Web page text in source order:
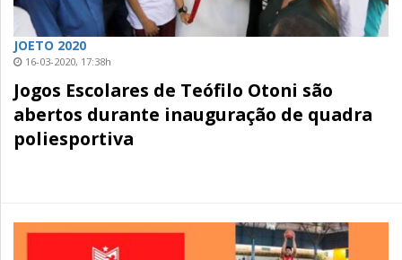
JOETO 2020
16-03-2020, 17:38h
Jogos Escolares de Teófilo Otoni são
abertos durante inauguração de quadra
poliesportiva